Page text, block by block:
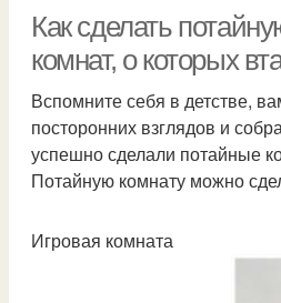
Как сделать
комнат, о которых
Вспомните себя в детстве,
посторонних взглядов и
успешно сделали потайные
Потайную комнату можно
Игровая комната